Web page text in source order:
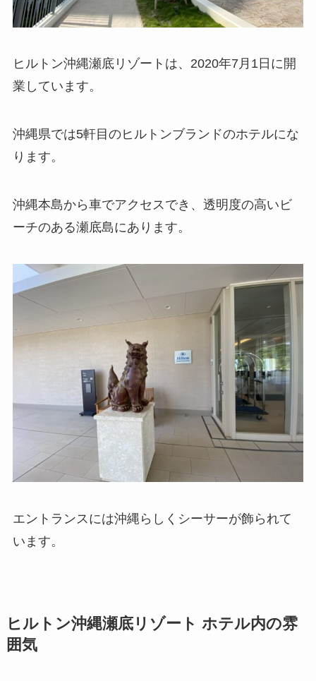
ヒルトン沖縄瀬底リゾートは、2020年7月1日に開
業しています。
沖縄県では5軒目のヒルトンブランドのホテルにな
ります。
沖縄本島から車でアクセスでき、透明度の高いビ
ーチのある瀬底島にあります。
エントランスには沖縄らしくシーサーが飾られて
います。
ヒルトン沖縄瀬底リゾート ホテル内の雰
囲気